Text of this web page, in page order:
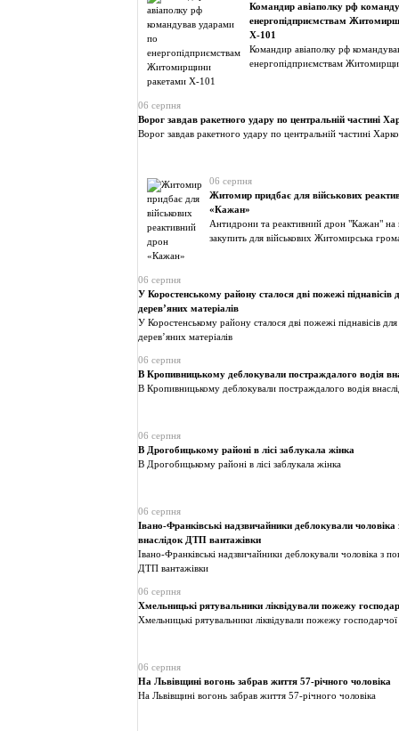
Командир авіаполку рф
енергопідприємствам
Х-101
Командир авіаполку рф
енергопідприємствам
06 серпня
Ворог завдав ракетного удару по центральній частині
Ворог завдав ракетного удару по центральній частині
06 серпня
Житомир придбає для військових
«Кажан»
Антидрони та реактивний дрон "Кажан"
закупить для військових Житомирська
06 серпня
У Коростенському району сталося дві пожежі піднавісів
дерев’яних матеріалів
У Коростенському району сталося дві пожежі піднавісів для
дерев’яних матеріалів
06 серпня
В Кропивницькому деблокували постраждалого водія
В Кропивницькому деблокували постраждалого водія
06 серпня
В Дрогобицькому районі в лісі заблукала жінка
В Дрогобицькому районі в лісі заблукала жінка
06 серпня
Івано-Франківські надзвичайники деблокували чоловіка
внаслідок ДТП вантажівки
Івано-Франківські надзвичайники деблокували чоловіка з
ДТП вантажівки
06 серпня
Хмельницькі рятувальники ліквідували пожежу
Хмельницькі рятувальники ліквідували пожежу
06 серпня
На Львівщині вогонь забрав життя 57-річного чоловіка
На Львівщині вогонь забрав життя 57-річного чоловіка